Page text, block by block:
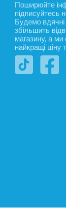
Поширюйте
підписуйтесь
Будемо
збільшить
магазину, а ми
найкращі ціну